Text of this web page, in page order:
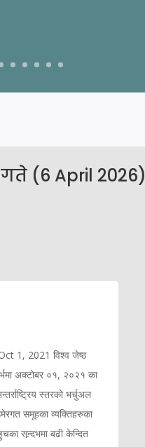
(6 April 2026)
1, 2021 विश्व जेष्ठ
अक्टोबर ०१, २०२१ का
स्तरको भर्चुअल
समूहका व्यक्तिहरुका
सन्र्दभमा बढी केन्दित